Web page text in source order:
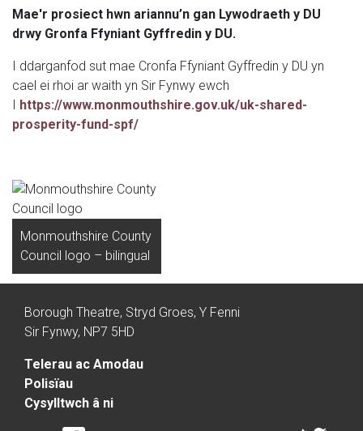
Mae'r prosiect hwn ariannu’n gan Lywodraeth y DU
drwy Gronfa Ffyniant Gyffredin y DU.
I ddarganfod sut mae Cronfa Ffyniant Gyffredin y DU yn
cael ei rhoi ar waith yn Sir Fynwy ewch
I https://www.monmouthshire.gov.uk/uk-shared-
prosperity-fund-spf/
Monmouthshire County
Council logo – bilingual
Borough Theatre, Stryd Groes, Y Fenni
Sir Fynwy, NP7 5HD
Telerau ac Amodau
Polisïau
Cysylltwch â ni